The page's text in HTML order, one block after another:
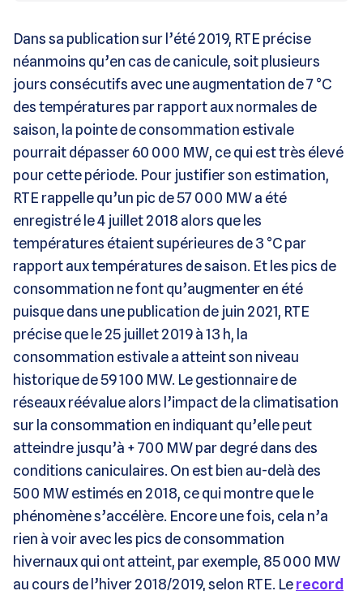
Dans sa publication sur l’été 2019, RTE précise
néanmoins qu’en cas de canicule, soit plusieurs
jours consécutifs avec une augmentation de 7 °C
des températures par rapport aux normales de
saison, la pointe de consommation estivale
pourrait dépasser 60 000 MW, ce qui est très élevé
pour cette période. Pour justifier son estimation,
RTE rappelle qu’un pic de 57 000 MW a été
enregistré le 4 juillet 2018 alors que les
températures étaient supérieures de 3 °C par
rapport aux températures de saison. Et les pics de
consommation ne font qu’augmenter en été
puisque dans une publication de juin 2021, RTE
précise que le 25 juillet 2019 à 13 h, la
consommation estivale a atteint son niveau
historique de 59 100 MW. Le gestionnaire de
réseaux réévalue alors l’impact de la climatisation
sur la consommation en indiquant qu’elle peut
atteindre jusqu’à + 700 MW par degré dans des
conditions caniculaires. On est bien au-delà des
500 MW estimés en 2018, ce qui montre que le
phénomène s’accélère. Encore une fois, cela n’a
rien à voir avec les pics de consommation
hivernaux qui ont atteint, par exemple, 85 000 MW
au cours de l’hiver 2018/2019, selon RTE. Lerecord